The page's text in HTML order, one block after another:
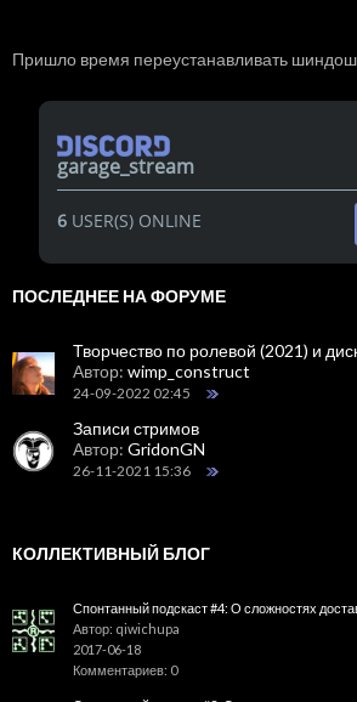
Пришло время переустанавливать
garage_stream
6USER(S) ONLINE
ПОСЛЕДНЕЕ НА ФОРУМЕ
Творчество по ролевой (2021) и
Автор: wimp_construct
24-09-2022 02:45
Записи стримов
Автор: GridonGN
26-11-2021 15:36
КОЛЛЕКТИВНЫЙ БЛОГ
Спонтанный подскаст #4: О сложностях
Автор: qiwichupa
2017-06-18
Комментариев: 0